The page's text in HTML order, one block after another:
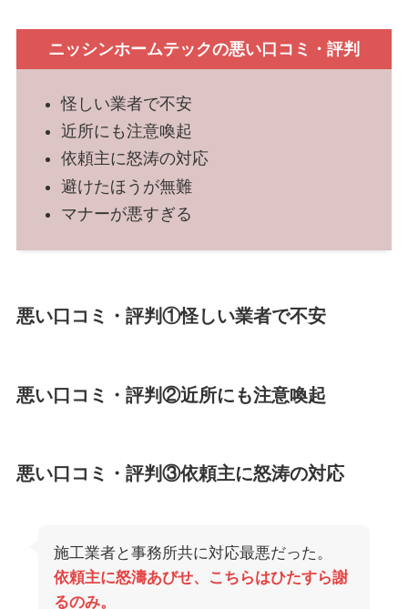
ニッシンホームテックの悪い口コミ・評判
怪しい業者で不安
近所にも注意喚起
依頼主に怒涛の対応
避けたほうが無難
マナーが悪すぎる
悪い口コミ・評判①怪しい業者で不安
悪い口コミ・評判②近所にも注意喚起
悪い口コミ・評判③依頼主に怒涛の対応
施工業者と事務所共に対応最悪だった。
依頼主に怒濤あびせ、こちらはひたすら謝
るのみ。